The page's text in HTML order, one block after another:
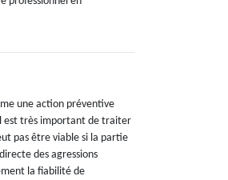
une action préventive
est très important de traiter
pas être viable si la partie
des agressions
la fiabilité de